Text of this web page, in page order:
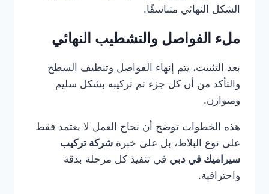
الشكل النهائي متناسقًا.
ملء الفواصل والتشطيب النهائي
بعد التثبيت، يتم إنهاء الفواصل وتنظيف السطح
والتأكد من أن كل جزء تم تركيبه بشكل سليم
ومتوازن.
هذه الخطوات توضح أن نجاح العمل لا يعتمد فقط
على نوع البلاط، بل على خبرة شركة تركيب
سيراميك في دبي في تنفيذ كل مرحلة بدقة
واحترافية.